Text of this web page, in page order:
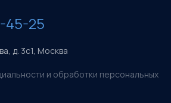
45-25
д. 3с1, Москва
и обработки персональных